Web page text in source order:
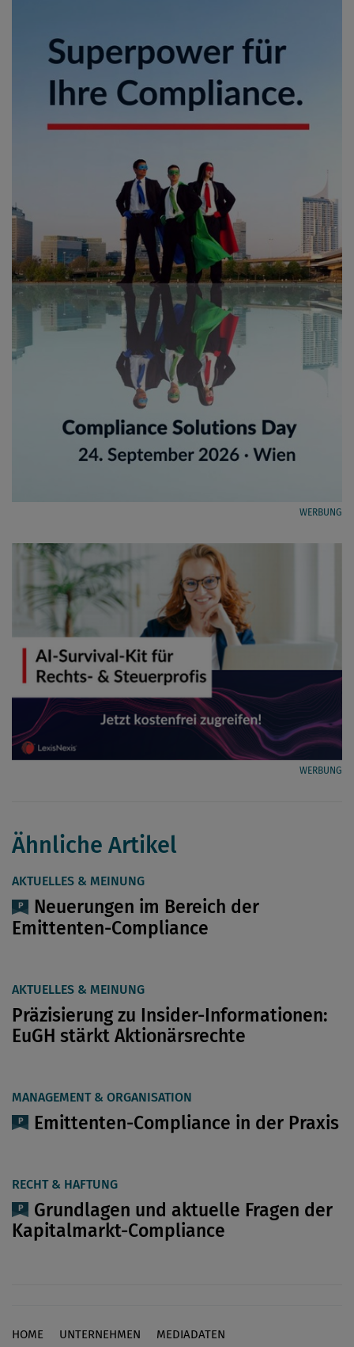
WERBUNG
WERBUNG
Ähnliche Artikel
AKTUELLES & MEINUNG
Neuerungen im Bereich der
Emittenten-Compliance
AKTUELLES & MEINUNG
Präzisierung zu Insider-Informationen:
EuGH stärkt Aktionärsrechte
MANAGEMENT & ORGANISATION
Emittenten-Compliance in der Praxis
RECHT & HAFTUNG
Grundlagen und aktuelle Fragen der
Kapitalmarkt-Compliance
Footer
HOME UNTERNEHMEN
MEDIADATEN